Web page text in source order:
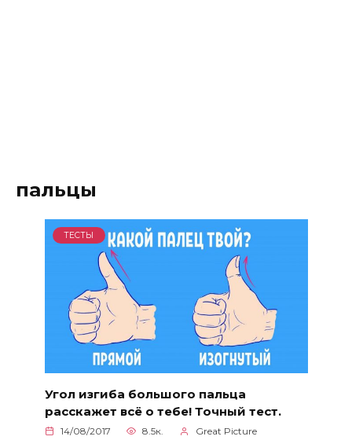
пальцы
ТЕСТЫ
Угол изгиба большого пальца
расскажет всё о тебе! Точный тест.
14/08/2017 8.5к. Great Picture